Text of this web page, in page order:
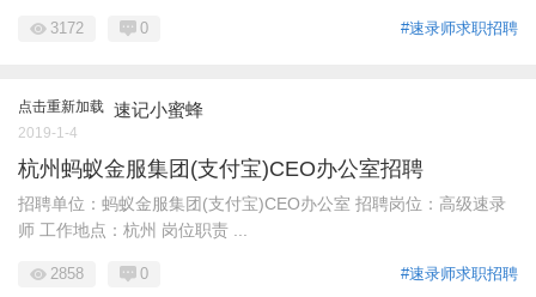
#速录师求职招聘
3172 0
点击重新加载 速记小蜜蜂
2019-1-4
杭州蚂蚁金服集团(支付宝)CEO办公室招聘
招聘单位：蚂蚁金服集团(支付宝)CEO办公室 招聘岗位：高级速录
师 工作地点：杭州 岗位职责 ...
#速录师求职招聘
2858 0